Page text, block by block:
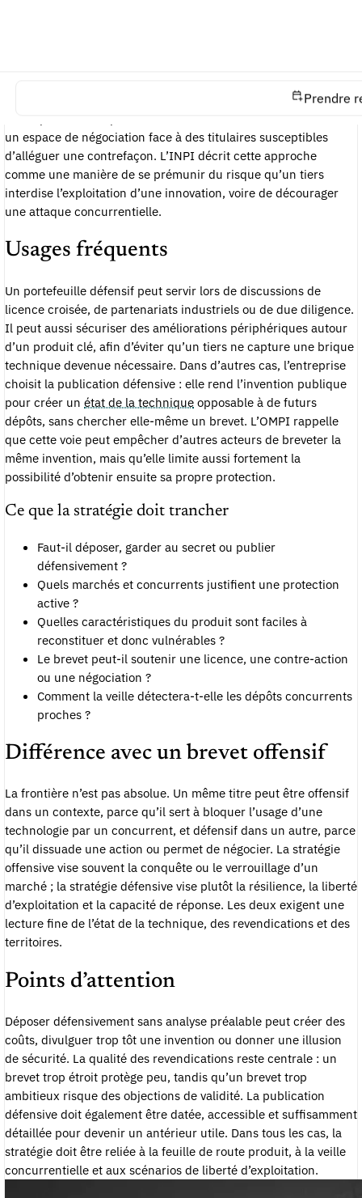
Prendre
inventionque
un espace de négociation face à des titulaires susceptibles
d’alléguer une contrefaçon. L’INPI décrit cette approche
comme une manière de se prémunir du risque qu’un tiers
interdise l’exploitation d’une innovation, voire de décourager
une attaque concurrentielle.
Usages fréquents
Un portefeuille défensif peut servir lors de discussions de
licence croisée, de partenariats industriels ou de due diligence.
Il peut aussi sécuriser des améliorations périphériques autour
d’un produit clé, afin d’éviter qu’un tiers ne capture une brique
technique devenue nécessaire. Dans d’autres cas, l’entreprise
choisit la publication défensive : elle rend l’invention publique
pour créer un état de la technique opposable à de futurs
dépôts, sans chercher elle-même un brevet. L’OMPI rappelle
que cette voie peut empêcher d’autres acteurs de breveter la
même invention, mais qu’elle limite aussi fortement la
possibilité d’obtenir ensuite sa propre protection.
Ce que la stratégie doit trancher
Faut-il déposer, garder au secret ou publier
défensivement ?
Quels marchés et concurrents justifient une protection
active ?
Quelles caractéristiques du produit sont faciles à
reconstituer et donc vulnérables ?
Le brevet peut-il soutenir une licence, une contre-action
ou une négociation ?
Comment la veille détectera-t-elle les dépôts concurrents
proches ?
Différence avec un brevet offensif
La frontière n’est pas absolue. Un même titre peut être offensif
dans un contexte, parce qu’il sert à bloquer l’usage d’une
technologie par un concurrent, et défensif dans un autre, parce
qu’il dissuade une action ou permet de négocier. La stratégie
offensive vise souvent la conquête ou le verrouillage d’un
marché ; la stratégie défensive vise plutôt la résilience, la liberté
d’exploitation et la capacité de réponse. Les deux exigent une
lecture fine de l’état de la technique, des revendications et des
territoires.
Points d’attention
Déposer défensivement sans analyse préalable peut créer des
coûts, divulguer trop tôt une invention ou donner une illusion
de sécurité. La qualité des revendications reste centrale : un
brevet trop étroit protège peu, tandis qu’un brevet trop
ambitieux risque des objections de validité. La publication
défensive doit également être datée, accessible et suffisamment
détaillée pour devenir un antérieur utile. Dans tous les cas, la
stratégie doit être reliée à la feuille de route produit, à la veille
concurrentielle et aux scénarios de liberté d’exploitation.